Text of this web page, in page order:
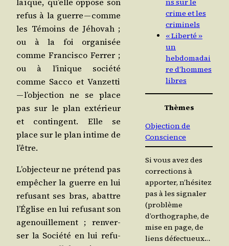
refus à la guerre — comme
les Témoins de Jého­vah ;
ou à la foi orga­ni­sée
comme Fran­cis­co Fer­rer ;
ou à l’inique socié­té
comme Sac­co et Van­zet­ti
— l’objection ne se place
pas sur le plan exté­rieur
et contin­gent. Elle se
place sur le plan intime de
l’être.
L’objecteur ne pré­tend pas
empê­cher la guerre en lui
refu­sant ses bras, abattre
l’Église en lui refu­sant son
age­nouille­ment ; ren­ver­
ser la Socié­té en lui refu­
ns sur le
crime et les
criminels
« Liberté »
un
hebdomadai
re d’hommes
libres
Thèmes
Objection de
Conscience
Si vous avez des
corrections à
apporter, n’hésitez
pas à les signaler
(problème
d’orthographe, de
mise en page, de
liens défectueux…